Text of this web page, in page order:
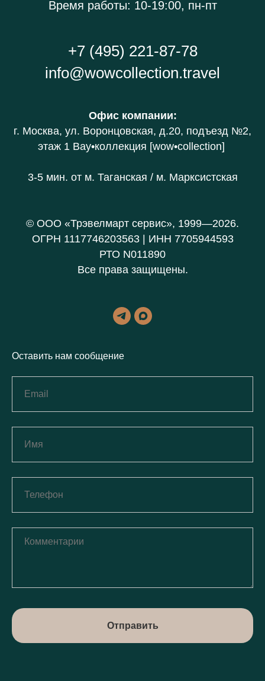
Время работы: 10-19:00, пн-пт
+7 (495) 221-87-78
info@wowcollection.travel
Офис компании:
г. Москва, ул. Воронцовская, д.20, подъезд №2,
этаж 1 Вау•коллекция [wow•collection]
3-5 мин. от м. Таганская / м. Марксистская
© ООО «Трэвелмарт сервис», 1999—2026.
ОГРН 1117746203563 | ИНН 7705944593
РТО N011890
Все права защищены.
Оставить нам сообщение
Отправить